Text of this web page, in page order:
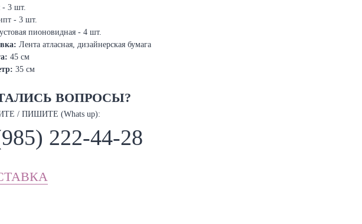
3 шт.
- 3 шт.
пионовидная - 4 шт.
Лента атласная, дизайнерская бумага
45 см
35 см
ВОПРОСЫ?
/ ПИШИТЕ (Whats up):
222-44-28